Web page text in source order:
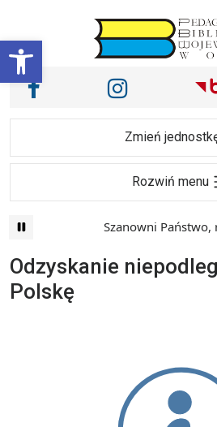
Otwórz pasek
Main Navigation
Nasze media
Facebook Instagram
Zmień
Rozwiń menu
Szanowni Państwo,
Odzyskanie
Polskę